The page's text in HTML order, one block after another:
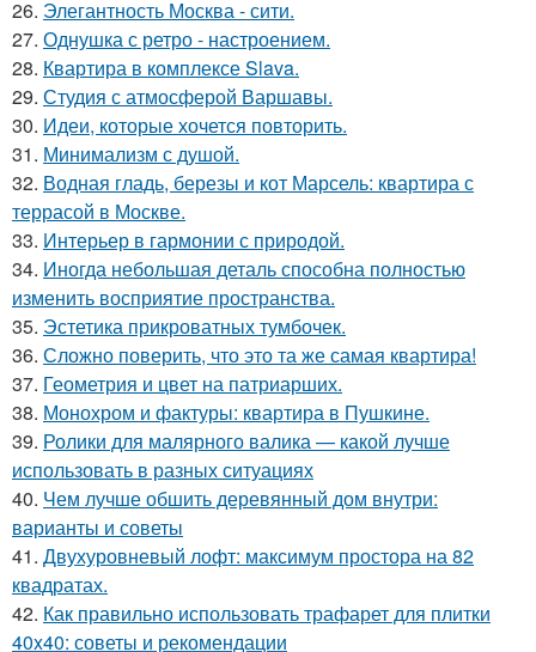
26. Элегантность Москва - сити.
27. Однушка с ретро - настроением.
28. Квартира в комплексе Slava.
29. Студия с атмосферой Варшавы.
30. Идеи, которые хочется повторить.
31. Минимализм с душой.
32. Водная гладь, березы и кот Марсель: квартира с
террасой в Москве.
33. Интерьер в гармонии с природой.
34. Иногда небольшая деталь способна полностью
изменить восприятие пространства.
35. Эстетика прикроватных тумбочек.
36. Сложно поверить, что это та же самая квартира!
37. Геометрия и цвет на патриарших.
38. Монохром и фактуры: квартира в Пушкине.
39. Ролики для малярного валика — какой лучше
использовать в разных ситуациях
40. Чем лучше обшить деревянный дом внутри:
варианты и советы
41. Двухуровневый лофт: максимум простора на 82
квадратах.
42. Как правильно использовать трафарет для плитки
40x40: советы и рекомендации